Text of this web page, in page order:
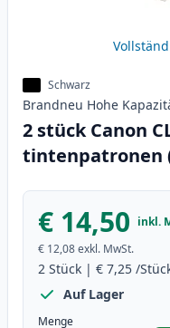
Schwarz
Brandneu Hohe
2 stück Canon
tintenpatronen
€ 14,50 inkl.
€ 12,08exkl. MwSt.
2 Stück | € 7,25 /
Auf Lager
Menge